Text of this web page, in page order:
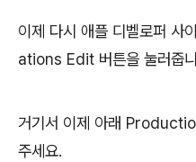
이제 다시 애플 디벨로퍼
ations Edit 버튼을 눌러줍
거기서 이제 아래
주세요.